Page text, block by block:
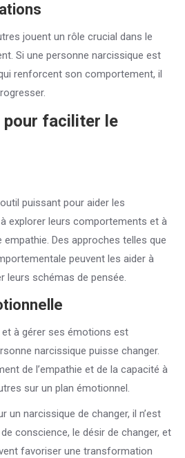
jouent un rôle crucial dans le
Si une personne narcissique est
renforcent son comportement, il
pour faciliter le
puissant pour aider les
explorer leurs comportements et à
empathie. Des approches telles que
peuvent les aider à
leurs schémas de pensée.
à gérer ses émotions est
narcissique puisse changer.
de l’empathie et de la capacité à
sur un plan émotionnel.
un narcissique de changer, il n’est
conscience, le désir de changer, et
favoriser une transformation